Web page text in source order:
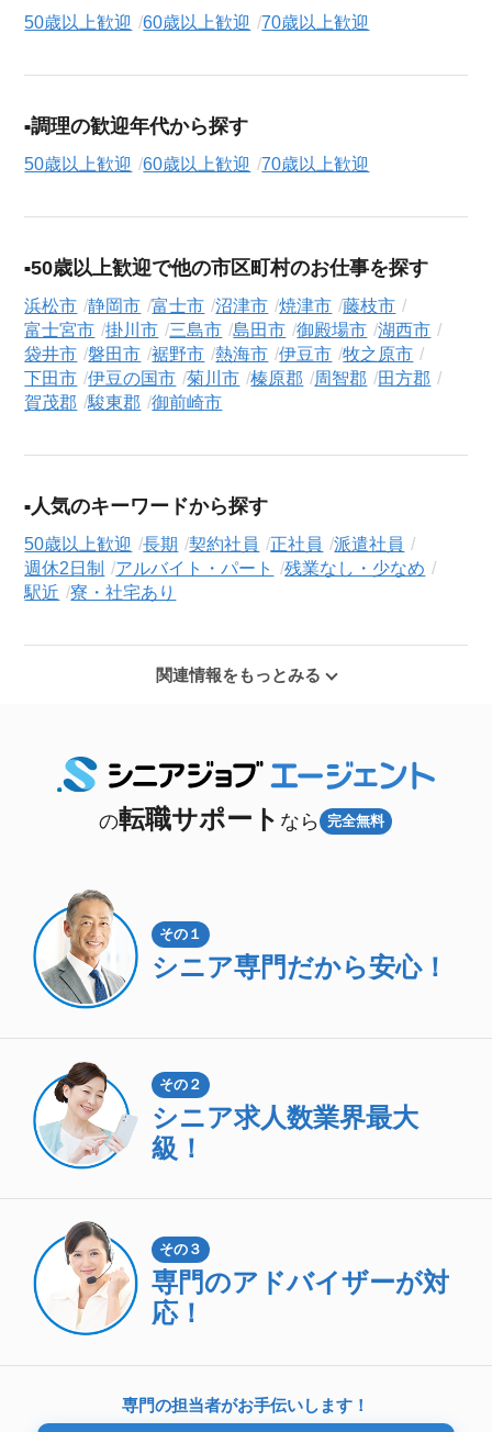
50歳以上歓迎 60歳以上歓迎 70歳以上歓迎
調理の歓迎年代から探す
50歳以上歓迎 60歳以上歓迎 70歳以上歓迎
50歳以上歓迎で他の市区町村のお仕事を探す
浜松市 静岡市 富士市 沼津市 焼津市
藤枝市
富士宮市
掛川市 三島市 島田市 御殿場市
湖西市
袋井市
磐田市 裾野市 熱海市 伊豆市
牧之原市
下田市
伊豆の国市 菊川市 榛原郡 周智郡
田方郡
賀茂郡
駿東郡 御前崎市
人気のキーワードから探す
50歳以上歓迎 長期 契約社員 正社員
派遣社員
週休2日制
アルバイト・パート
残業なし・少なめ
駅近
寮・社宅あり
関連情報をもっとみる
の転職サポート なら 完全無料
その１
シニア専門だから安心！
その２
シニア求人数業界最大
級！
その３
専門のアドバイザーが対
応！
専門の担当者がお手伝いします！